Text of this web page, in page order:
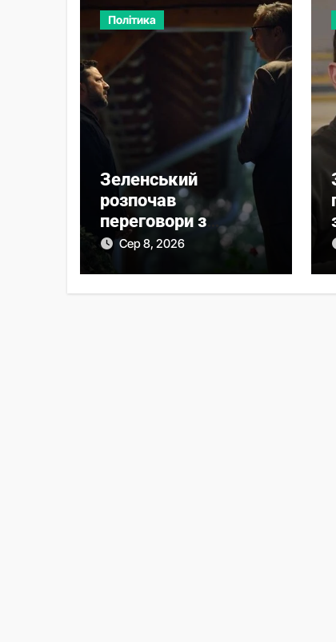
Політика
Зеленський
розпочав
переговори з
Вучичем про нову
Сер 8, 2026